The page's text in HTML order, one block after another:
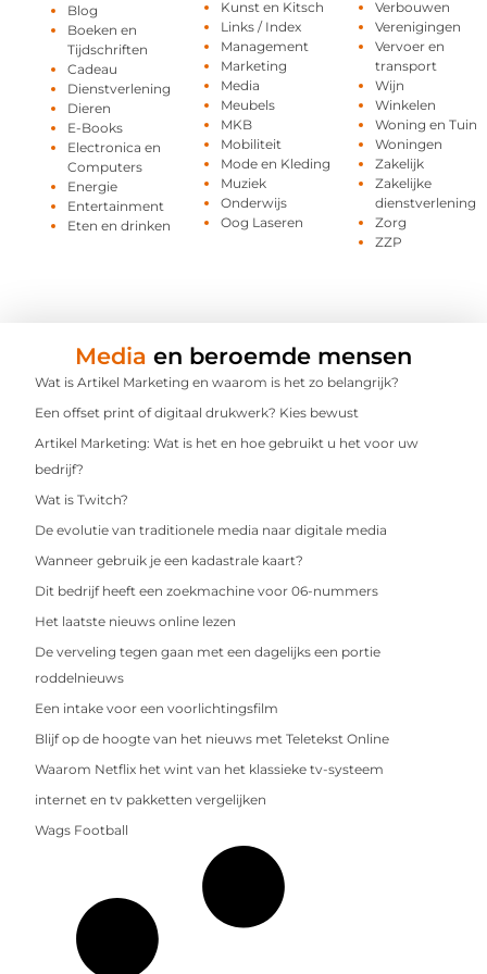
Blog
Boeken en
Tijdschriften
Cadeau
Dienstverlening
Dieren
E-Books
Electronica en
Computers
Energie
Entertainment
Eten en drinken
Kunst en Kitsch
Links / Index
Management
Marketing
Media
Meubels
MKB
Mobiliteit
Mode en Kleding
Muziek
Onderwijs
Oog Laseren
Verbouwen
Verenigingen
Vervoer en
transport
Wijn
Winkelen
Woning en Tuin
Woningen
Zakelijk
Zakelijke
dienstverlening
Zorg
ZZP
Media en beroemde mensen
Wat is Artikel Marketing en waarom is het zo belangrijk?
Een offset print of digitaal drukwerk? Kies bewust
Artikel Marketing: Wat is het en hoe gebruikt u het voor uw
bedrijf?
Wat is Twitch?
De evolutie van traditionele media naar digitale media
Wanneer gebruik je een kadastrale kaart?
Dit bedrijf heeft een zoekmachine voor 06-nummers
Het laatste nieuws online lezen
De verveling tegen gaan met een dagelijks een portie
roddelnieuws
Een intake voor een voorlichtingsfilm
Blijf op de hoogte van het nieuws met Teletekst Online
Waarom Netflix het wint van het klassieke tv-systeem
internet en tv pakketten vergelijken
Wags Football